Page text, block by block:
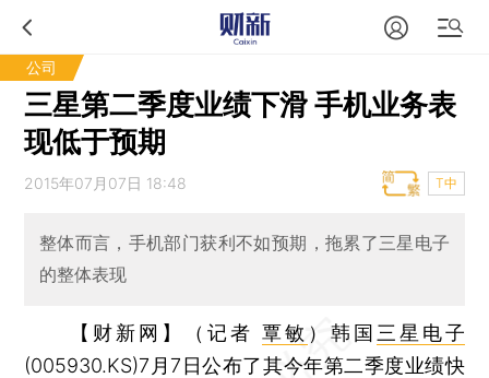
公司
三星第二季度业绩下滑 手机业务表
现低于预期
2015年07月07日 18:48 T中
整体而言，手机部门获利不如预期，拖累了三星电子
的整体表现
【财新网】（记者 覃敏 ） 韩国 三星电子
(005930.KS)7月7日公布了其今年第二季度业绩快